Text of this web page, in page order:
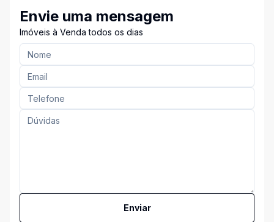
Envie uma mensagem
Imóveis à Venda todos os dias
Enviar